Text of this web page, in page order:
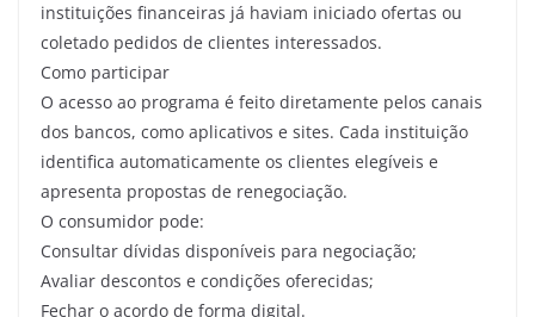
instituições financeiras já haviam iniciado ofertas ou
coletado pedidos de clientes interessados.
Como participar
O acesso ao programa é feito diretamente pelos canais
dos bancos, como aplicativos e sites. Cada instituição
identifica automaticamente os clientes elegíveis e
apresenta propostas de renegociação.
O consumidor pode:
Consultar dívidas disponíveis para negociação;
Avaliar descontos e condições oferecidas;
Fechar o acordo de forma digital.